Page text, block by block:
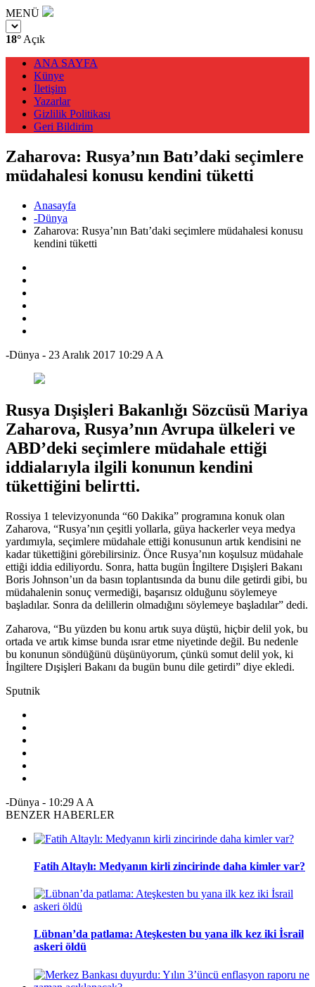
MENÜ
18° Açık
ANA SAYFA
Künye
İletişim
Yazarlar
Gizlilik Politikası
Geri Bildirim
Zaharova: Rusya’nın Batı’daki seçimlere
müdahalesi konusu kendini tüketti
Anasayfa
-Dünya
Zaharova: Rusya’nın Batı’daki seçimlere müdahalesi konusu
kendini tüketti
-Dünya - 23 Aralık 2017 10:29 A A
Rusya Dışişleri Bakanlığı Sözcüsü Mariya
Zaharova, Rusya’nın Avrupa ülkeleri ve
ABD’deki seçimlere müdahale ettiği
iddialarıyla ilgili konunun kendini
tükettiğini belirtti.
Rossiya 1 televizyonunda “60 Dakika” programına konuk olan
Zaharova, “Rusya’nın çeşitli yollarla, güya hackerler veya medya
yardımıyla, seçimlere müdahale ettiği konusunun artık kendisini ne
kadar tükettiğini görebilirsiniz. Önce Rusya’nın koşulsuz müdahale
ettiği iddia ediliyordu. Sonra, hatta bugün İngiltere Dışişleri Bakanı
Boris Johnson’un da basın toplantısında da bunu dile getirdi gibi, bu
müdahalenin sonuç vermediği, başarısız olduğunu söylemeye
başladılar. Sonra da delillerin olmadığını söylemeye başladılar” dedi.
Zaharova, “Bu yüzden bu konu artık suya düştü, hiçbir delil yok, bu
ortada ve artık kimse bunda ısrar etme niyetinde değil. Bu nedenle
bu konunun söndüğünü düşünüyorum, çünkü somut delil yok, ki
İngiltere Dışişleri Bakanı da bugün bunu dile getirdi” diye ekledi.
Sputnik
-Dünya - 10:29 A A
BENZER HABERLER
Fatih Altaylı: Medyanın kirli zincirinde daha kimler var?
Lübnan’da patlama: Ateşkesten bu yana ilk kez iki İsrail
askeri öldü